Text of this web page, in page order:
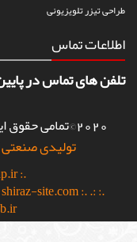
طراحی تیزر تلویزیونی
اطلاعات تماس
تلفن های تماس در
2020©تمامی حقوق این وب سایت محفوظ و متعلق به
تولیدی
.: Power By KSPgroup.ir :.
.: Power By shiraz-site.ir :.
site.com :..:
:.